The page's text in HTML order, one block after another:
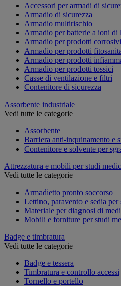
Accessori per armadi di
Armadio di sicurezza
Armadio multirischio
Armadio per batterie a ioni di
Armadio per prodotti corrosivi
Armadio per prodotti
Armadio per prodotti
Armadio per prodotti tossici
Casse di ventilazione e filtri
Contenitore di sicurezza
Assorbente industriale
Vedi tutte le categorie
Assorbente
Barriera anti-inquinamento e
Contenitore e solvente per
Attrezzatura e mobili per studi
Vedi tutte le categorie
Armadietto pronto soccorso
Lettino, paravento e sedia per
Materiale per diagnosi di
Mobili e forniture per studi
Badge e timbratura
Vedi tutte le categorie
Badge e tessera
Timbratura e controllo accessi
Tornello e portello